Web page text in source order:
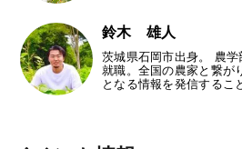
鈴木 雄人
茨城県石岡市出身。 農
就職。全国の農家と繋が
となる情報を発信する